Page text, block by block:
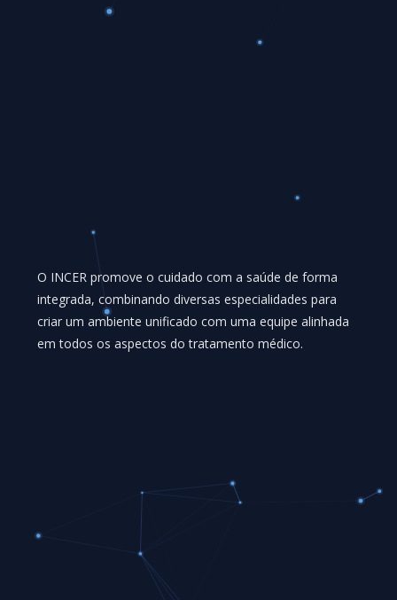
O INCER promove o cuidado com a saúde de forma
integrada, combinando diversas especialidades para
criar um ambiente unificado com uma equipe alinhada
em todos os aspectos do tratamento médico.